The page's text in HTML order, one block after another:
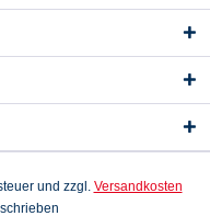
und zzgl. Versandkosten